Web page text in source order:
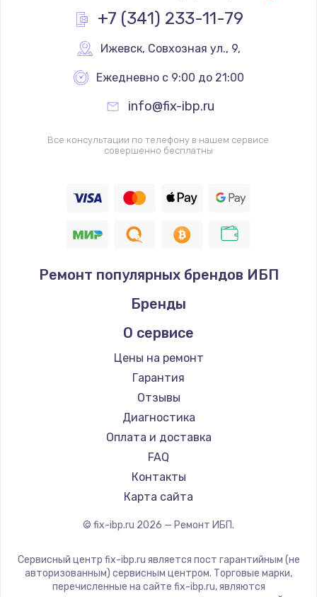
+7 (341) 233-11-79
Ижевск, Совхозная ул., 9,
Ежедневно с 9:00 до 21:00
info@fix-ibp.ru
Все консультации по телефону в нашем сервисе
совершенно бесплатны
Ремонт популярных брендов ИБП
Бренды
О сервисе
Цены на ремонт
Гарантия
Отзывы
Диагностика
Оплата и доставка
FAQ
Контакты
Карта сайта
© fix-ibp.ru 2026 — Ремонт ИБП.
Сервисный центр fix-ibp.ru является пост гарантийным (не
авторизованным) сервисным центром. Торговые марки,
перечисленные на сайте fix-ibp.ru, являются